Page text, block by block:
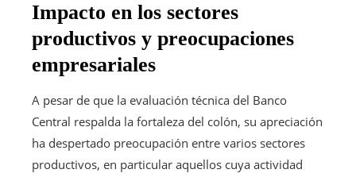
Impacto en los sectores
productivos y preocupaciones
empresariales
A pesar de que la evaluación técnica del Banco
Central respalda la fortaleza del colón, su apreciación
ha despertado preocupación entre varios sectores
productivos, en particular aquellos cuya actividad